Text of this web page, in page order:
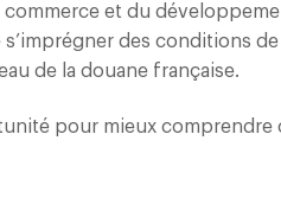
et du
s’imprégner des conditions
de la douane française.
pour mieux